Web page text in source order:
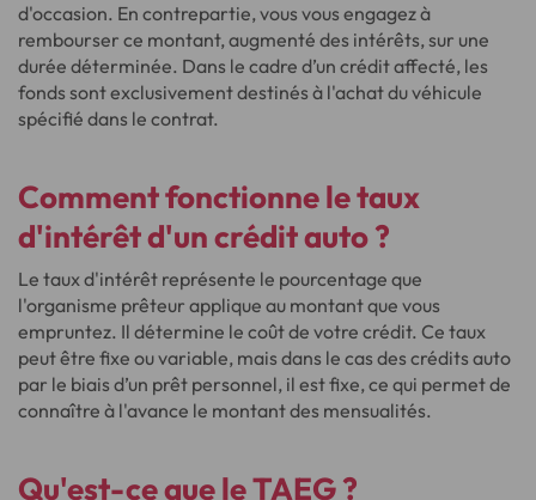
d'occasion. En contrepartie, vous vous engagez à
rembourser ce montant, augmenté des intérêts, sur une
durée déterminée. Dans le cadre d’un crédit affecté, les
fonds sont exclusivement destinés à l'achat du véhicule
spécifié dans le contrat.
Comment fonctionne le taux
d'intérêt d'un crédit auto ?
Le taux d'intérêt représente le pourcentage que
l'organisme prêteur applique au montant que vous
empruntez. Il détermine le coût de votre crédit. Ce taux
peut être fixe ou variable, mais dans le cas des crédits auto
par le biais d’un prêt personnel, il est fixe, ce qui permet de
connaître à l'avance le montant des mensualités.
Qu'est-ce que le TAEG ?